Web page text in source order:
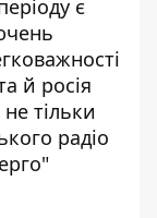
є
й росія
тільки
радіо